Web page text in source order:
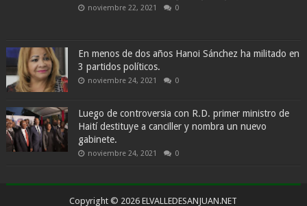
noviembre 22, 2021 0
En menos de dos años Hanoi Sánchez ha militado en
3 partidos políticos.
noviembre 24, 2021 0
Luego de controversia con R.D. primer ministro de
Haití destituye a canciller y nombra un nuevo
gabinete.
noviembre 24, 2021 0
Copyright © 2026ELVALLEDESANJUAN.NET